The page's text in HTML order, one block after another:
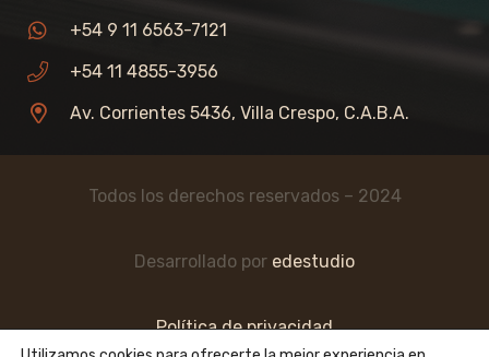
+54 9 11 6563-7121
+54 11 4855-3956
Av. Corrientes 5436, Villa Crespo, C.A.B.A.
Todos los derechos reservados – 2024
Desarrollado por edestudio
Política de privacidad